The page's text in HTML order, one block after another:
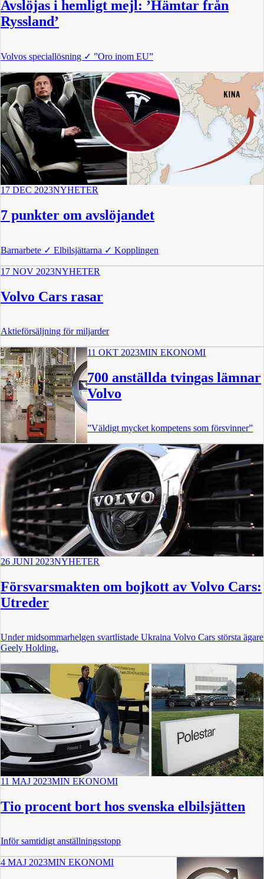
Avslöjas i hemligt mejl: ’Hämtar från
Ryssland’
Volvos speciallösning ✓ ”Oro inom EU”
17 DEC 2023NYHETER
7 punkter om avslöjandet
Barnarbete ✓ Elbilsjättarna ✓ Kopplingen
17 NOV 2023NYHETER
Volvo Cars rasar
Aktieförsäljning för miljarder
11 OKT 2023MIN EKONOMI
700 anställda tvingas lämnar
Volvo
”Väldigt mycket kompetens som försvinner”
26 JUNI 2023NYHETER
Försvarsmakten om bojkott av Volvo Cars:
Utreder
Under midsommarhelgen svartlistade Ukraina Volvo Cars största ägare
Geely Holding.
11 MAJ 2023MIN EKONOMI
Tio procent bort hos svenska elbilsjätten
Inför samtidigt anställningsstopp
4 MAJ 2023MIN EKONOMI